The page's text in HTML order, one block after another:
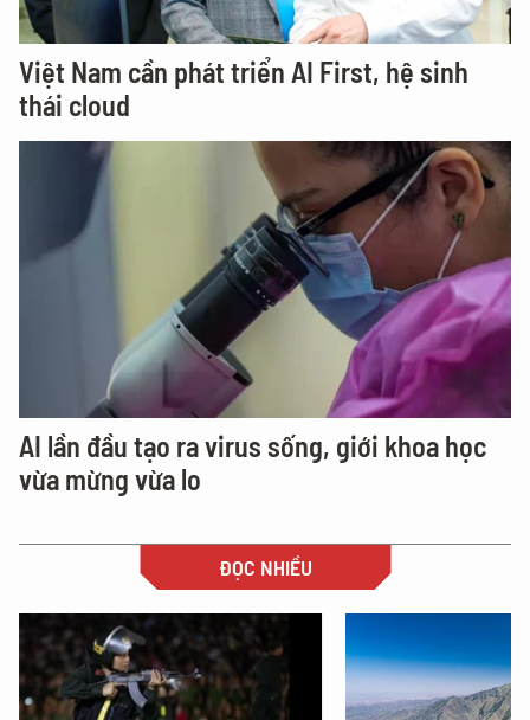
Việt Nam cần phát triển AI First, hệ sinh
thái cloud
AI lần đầu tạo ra virus sống, giới khoa học
vừa mừng vừa lo
ĐỌC NHIỀU